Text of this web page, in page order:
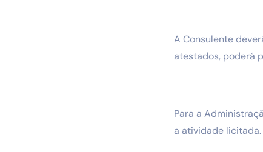
A Consulente
atestados, poderá
Para a
a atividade licitada.